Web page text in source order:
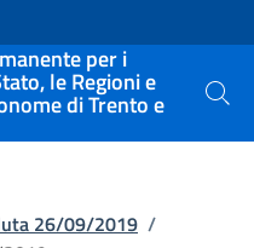
per i
le Regioni e
di Trento e Cerca
26/09/2019 /